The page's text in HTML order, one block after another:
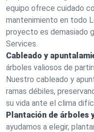
equipo ofrece cuidado
mantenimiento en todo
proyecto es demasiado
Services.
Cableado y
árboles valiosos de
Nuestro cableado y
ramas débiles,
su vida ante el clima
Plantación de árboles
ayudamos a elegir,